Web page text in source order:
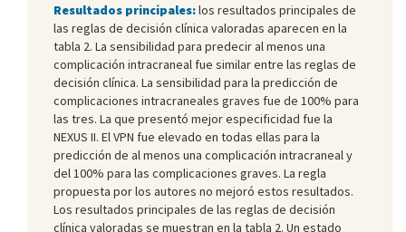
Resultados principales:los resultados principales de
las reglas de decisión clínica valoradas aparecen en la
tabla 2. La sensibilidad para predecir al menos una
complicación intracraneal fue similar entre las reglas de
decisión clínica. La sensibilidad para la predicción de
complicaciones intracraneales graves fue de 100% para
las tres. La que presentó mejor especificidad fue la
NEXUS II. El VPN fue elevado en todas ellas para la
predicción de al menos una complicación intracraneal y
del 100% para las complicaciones graves. La regla
propuesta por los autores no mejoró estos resultados.
Los resultados principales de las reglas de decisión
clínica valoradas se muestran en la tabla 2. Un estado